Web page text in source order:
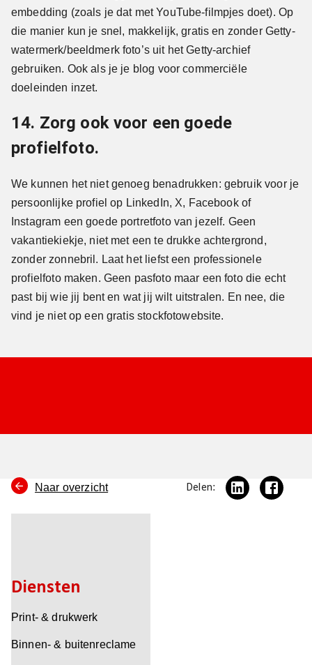
embedding (zoals je dat met YouTube-filmpjes doet). Op
die manier kun je snel, makkelijk, gratis en zonder Getty-
watermerk/beeldmerk foto’s uit het Getty-archief
gebruiken. Ook als je je blog voor commerciële
doeleinden inzet.
14. Zorg ook voor een goede
profielfoto.
We kunnen het niet genoeg benadrukken: gebruik voor je
persoonlijke profiel op LinkedIn, X, Facebook of
Instagram een goede portretfoto van jezelf. Geen
vakantiekiekje, niet met een te drukke achtergrond,
zonder zonnebril. Laat het liefst een professionele
profielfoto maken. Geen pasfoto maar een foto die echt
past bij wie jij bent en wat jij wilt uitstralen. En nee, die
vind je niet op een gratis stockfotowebsite.
Naar overzicht Delen:
Diensten
Print- & drukwerk
Binnen- & buitenreclame